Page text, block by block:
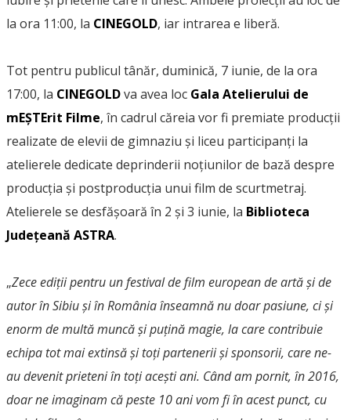
la ora 11:00, la CINEGOLD, iar intrarea e liberă.
Tot pentru publicul tânăr, duminică, 7 iunie, de la ora
17:00, la CINEGOLDva avea loc Gala Atelierului de
mEȘTErit Filme, în cadrul căreia vor fi premiate producții
realizate de elevii de gimnaziu și liceu participanți la
atelierele dedicate deprinderii noțiunilor de bază despre
producția și postproducția unui film de scurtmetraj.
Atelierele se desfășoară în 2 și 3 iunie, la Biblioteca
Județeană ASTRA.
„Zece ediții pentru un festival de film european de artă și de
autor în Sibiu și în România înseamnă nu doar pasiune, ci și
enorm de multă muncă și puțină magie, la care contribuie
echipa tot mai extinsă și toți partenerii și sponsorii, care ne-
au devenit prieteni în toți acești ani. Când am pornit, în 2016,
doar ne imaginam că peste 10 ani vom fi în acest punct, cu